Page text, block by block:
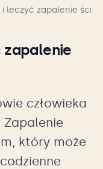
leczyć zapalenie
zapalenie
człowieka
Zapalenie
który może